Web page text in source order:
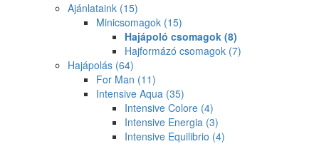
Ajánlataink (15)
Minicsomagok (15)
Hajápoló csomagok (8)
Hajformázó csomagok (7)
Hajápolás (64)
For Man (11)
Intensive Aqua (35)
Intensive Colore (4)
Intensive Energia (3)
Intensive Equilibrio (4)